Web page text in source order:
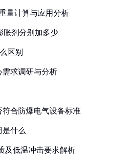
量计算与应用分析
胀剂分别加多少
区别
求调研与分析
合防爆电气设备标准
是什么
及低温冲击要求解析